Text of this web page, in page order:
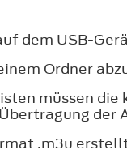
dem USB-
Ordner
müssen
der
.m3u